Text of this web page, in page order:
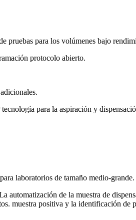
pruebas para los volúmenes bajo
protocolo abierto.
para la aspiración y
laboratorios de tamaño medio-grande.
automatización de la muestra de
muestra positiva y la identificación de